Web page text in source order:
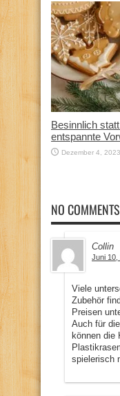
Besinnlich
entspannte
Dezember 4, 2023
NO COMMENTS
Collin
Juni 10,
Viele
Zubehör
Preisen
Auch für
können die
spielerisch